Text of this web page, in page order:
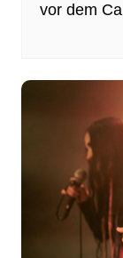
vor dem